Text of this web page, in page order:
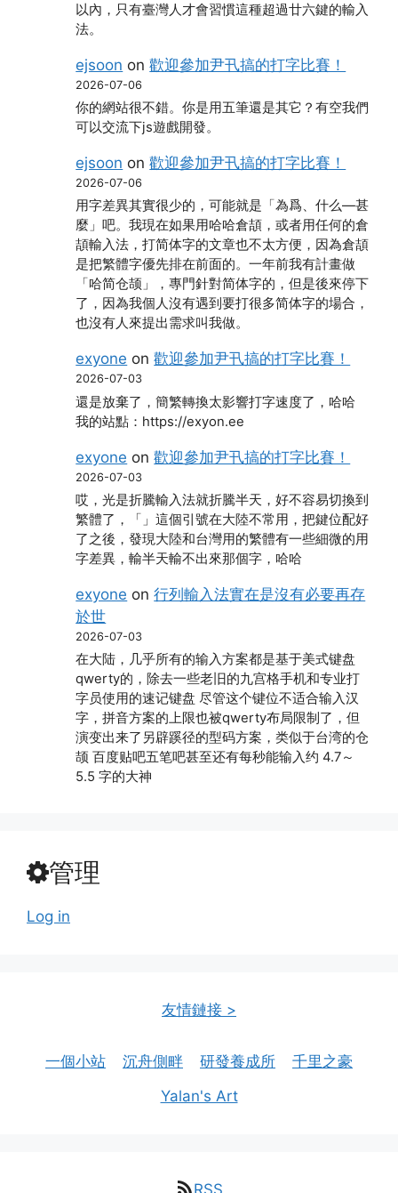
以內，只有臺灣人才會習慣這種超過廿六鍵的輸入
法。
ejsoon on歡迎參加尹卂搞的打字比賽！
2026-07-06
你的網站很不錯。你是用五筆還是其它？有空我們
可以交流下js遊戲開發。
ejsoon on歡迎參加尹卂搞的打字比賽！
2026-07-06
用字差異其實很少的，可能就是「為爲、什么―甚
麼」吧。我現在如果用哈哈倉頡，或者用任何的倉
頡輸入法，打简体字的文章也不太方便，因為倉頡
是把繁體字優先排在前面的。一年前我有計畫做
「哈简仓颉」，專門針對简体字的，但是後來停下
了，因為我個人沒有遇到要打很多简体字的場合，
也沒有人來提出需求叫我做。
exyone on歡迎參加尹卂搞的打字比賽！
2026-07-03
還是放棄了，簡繁轉換太影響打字速度了，哈哈
我的站點：https://exyon.ee
exyone on歡迎參加尹卂搞的打字比賽！
2026-07-03
哎，光是折騰輸入法就折騰半天，好不容易切換到
繁體了，「」這個引號在大陸不常用，把鍵位配好
了之後，發現大陸和台灣用的繁體有一些細微的用
字差異，輸半天輸不出來那個字，哈哈
exyone on行列輸入法實在是沒有必要再存
於世
2026-07-03
在大陆，几乎所有的输入方案都是基于美式键盘
qwerty的，除去一些老旧的九宫格手机和专业打
字员使用的速记键盘 尽管这个键位不适合输入汉
字，拼音方案的上限也被qwerty布局限制了，但
演变出来了另辟蹊径的型码方案，类似于台湾的仓
颉 百度贴吧五笔吧甚至还有每秒能输入约 4.7～
5.5 字的大神
管理
Log in
友情鏈接 >
一個小站 沉舟側畔 研發養成所
千里之豪
Yalan's Art
RSS